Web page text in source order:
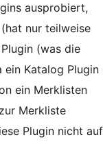
ausprobiert,
nur teilweise
(was die
Katalog Plugin
ein Merklisten
Merkliste
Plugin nicht auf